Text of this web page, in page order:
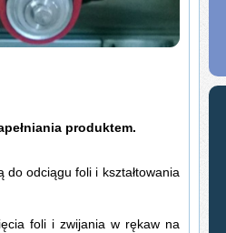
produktem.
do odciągu foli i kształtowania
foli i zwijania w rękaw na